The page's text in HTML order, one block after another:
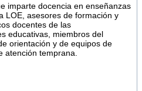
imparte docencia en enseñanzas
LOE, asesores de formación y
docentes de las
educativas, miembros del
orientación y de equipos de
atención temprana.